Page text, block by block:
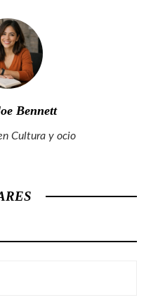
Bennett
Cultura y ocio